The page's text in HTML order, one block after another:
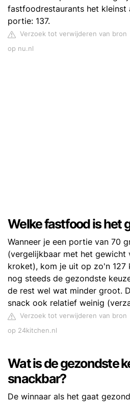
fastfoodrestaurants het kleinst
portie: 137.
Verzoek tot verwijderen van bron
op nu.nl
Welke fastfood is het
Wanneer je een portie van 70
(vergelijkbaar met het gewicht
kroket), kom je uit op zo'n 127
nog steeds de gezondste
de rest wel wat minder groot.
snack ook relatief weinig
Verzoek tot verwijderen van bron
op 24kitchen.nl
Wat is de gezondste
snackbar?
De winnaar als het gaat